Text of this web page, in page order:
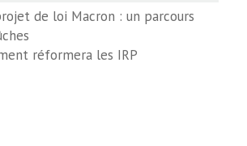
de loi Macron : un parcours
réformera les IRP